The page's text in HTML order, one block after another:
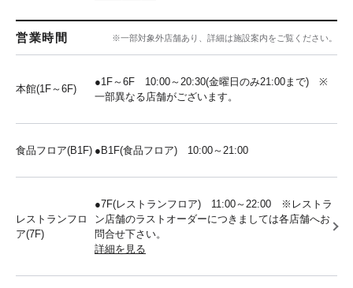
営業時間 ※一部対象外店舗あり、詳細は施設案内をご覧ください。
本館(1F～6F)
●1F～6F 10:00～20:30(金曜日のみ21:00まで) ※
一部異なる店舗がございます。
食品フロア(B1F) ●B1F(食品フロア) 10:00～21:00
レストランフロ
ア(7F)
●7F(レストランフロア) 11:00～22:00 ※レストラ
ン店舗のラストオーダーにつきましては各店舗へお
問合せ下さい。
詳細を見る